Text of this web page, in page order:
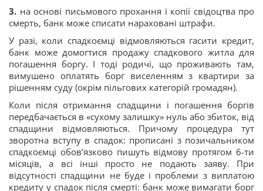
3️. на основі письмового прохання і копії свідоцтва про
смерть, банк може списати нараховані штрафи.
У разі, коли спадкоємці відмовляються гасити кредит,
банк може домогтися продажу спадкового житла для
погашення боргу. І тоді родичі, що проживають там,
вимушено оплатять борг виселенням з квартири за
рішенням суду (окрім пільгових категорій громадян).
Коли після отримання спадщини і погашення боргів
передбачається в «сухому залишку» нуль або збиток, від
спадщини відмовляються. Причому процедура тут
зворотна вступу в спадок: прописані з позичальником
спадкоємці обов’язково пишуть відмову протягом 6-ти
місяців, а всі інші просто не подають заяву. При
відсутності спадщини не буде і проблеми з виплатою
кредиту у спадок після смерті: банк може вимагати борг